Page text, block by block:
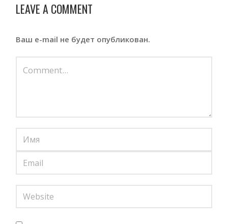
LEAVE A COMMENT
Ваш e-mail не будет опубликован.